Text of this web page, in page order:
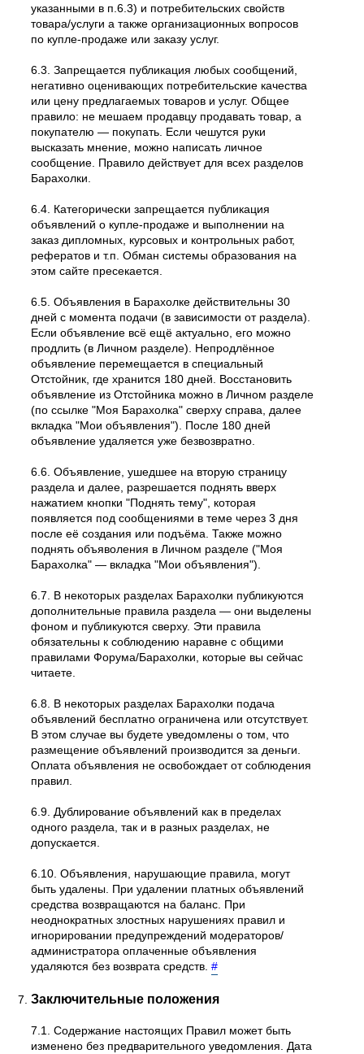
указанными в п.6.3) и потребительских свойств
товара/услуги а также организационных вопросов
по купле-продаже или заказу услуг.
6.3. Запрещается публикация любых сообщений,
негативно оценивающих потребительские качества
или цену предлагаемых товаров и услуг. Общее
правило: не мешаем продавцу продавать товар, а
покупателю — покупать. Если чешутся руки
высказать мнение, можно написать личное
сообщение. Правило действует для всех разделов
Барахолки.
6.4. Категорически запрещается публикация
объявлений о купле-продаже и выполнении на
заказ дипломных, курсовых и контрольных работ,
рефератов и т.п. Обман системы образования на
этом сайте пресекается.
6.5. Объявления в Барахолке действительны 30
дней с момента подачи (в зависимости от раздела).
Если объявление всё ещё актуально, его можно
продлить (в Личном разделе). Непродлённое
объявление перемещается в специальный
Отстойник, где хранится 180 дней. Восстановить
объявление из Отстойника можно в Личном разделе
(по ссылке "Моя Барахолка" сверху справа, далее
вкладка "Мои объявления"). После 180 дней
объявление удаляется уже безвозвратно.
6.6. Объявление, ушедшее на вторую страницу
раздела и далее, разрешается поднять вверх
нажатием кнопки "Поднять тему", которая
появляется под сообщениями в теме через 3 дня
после её создания или подъёма. Также можно
поднять объяволения в Личном разделе ("Моя
Барахолка" — вкладка "Мои объявления").
6.7. В некоторых разделах Барахолки публикуются
дополнительные правила раздела — они выделены
фоном и публикуются сверху. Эти правила
обязательны к соблюдению наравне с общими
правилами Форума/Барахолки, которые вы сейчас
читаете.
6.8. В некоторых разделах Барахолки подача
объявлений бесплатно ограничена или отсутствует.
В этом случае вы будете уведомлены о том, что
размещение объявлений производится за деньги.
Оплата объявления не освобождает от соблюдения
правил.
6.9. Дублирование объявлений как в пределах
одного раздела, так и в разных разделах, не
допускается.
6.10. Объявления, нарушающие правила, могут
быть удалены. При удалении платных объявлений
средства возвращаются на баланс. При
неоднократных злостных нарушениях правил и
игнорировании предупреждений модераторов/
администратора оплаченные объявления
удаляются без возврата средств.#
Заключительные положения
7.1. Содержание настоящих Правил может быть
изменено без предварительного уведомления. Дата